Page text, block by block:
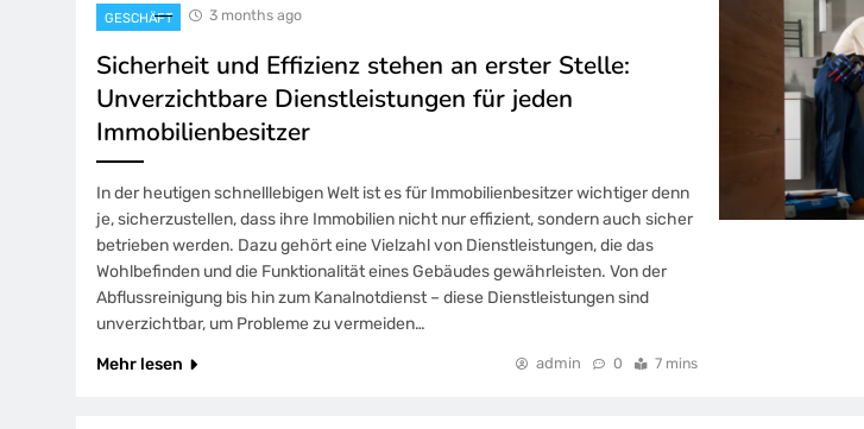
GESCHÄFT 3 months ago
Sicherheit und Effizienz stehen an erster Stelle:
Unverzichtbare Dienstleistungen für jeden
Immobilienbesitzer
In der heutigen schnelllebigen Welt ist es für Immobilienbesitzer wichtiger denn
je, sicherzustellen, dass ihre Immobilien nicht nur effizient, sondern auch sicher
betrieben werden. Dazu gehört eine Vielzahl von Dienstleistungen, die das
Wohlbefinden und die Funktionalität eines Gebäudes gewährleisten. Von der
Abflussreinigung bis hin zum Kanalnotdienst – diese Dienstleistungen sind
unverzichtbar, um Probleme zu vermeiden…
Mehr lesen
admin 0 7 mins